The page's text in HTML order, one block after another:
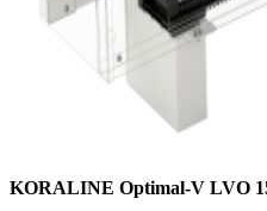
KORALINE Optimal-V LVO